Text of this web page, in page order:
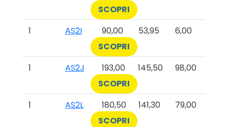
SCOPRI
1
AS2I 90,00 53,95
6,00
SCOPRI
1
AS2J 193,00 145,50
98,00
SCOPRI
1
AS2L 180,50 141,30
79,00
SCOPRI